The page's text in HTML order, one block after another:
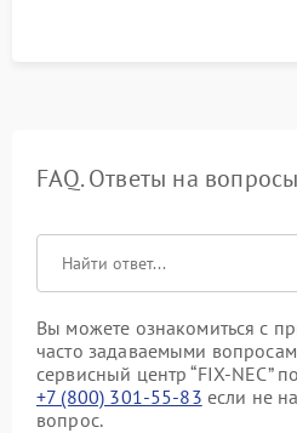
FAQ. Ответы на вопросы
Вы можете ознакомиться с
часто задаваемыми
сервисный центр “FIX-NEC”
+7 (800) 301-55-83 если не
вопрос.